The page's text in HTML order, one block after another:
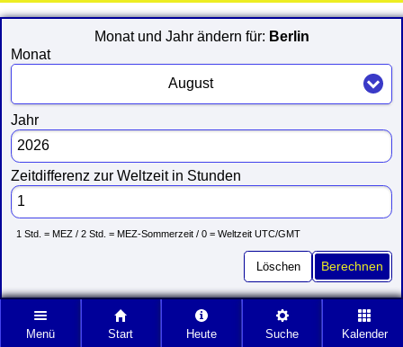
Monat und Jahr ändern für: Berlin
Monat
August
Jahr
Zeitdifferenz zur Weltzeit in Stunden
1 Std. = MEZ / 2 Std. = MEZ-Sommerzeit / 0 = Weltzeit UTC/GMT
Löschen Berechnen
Menü Start Heute Suche Kalender